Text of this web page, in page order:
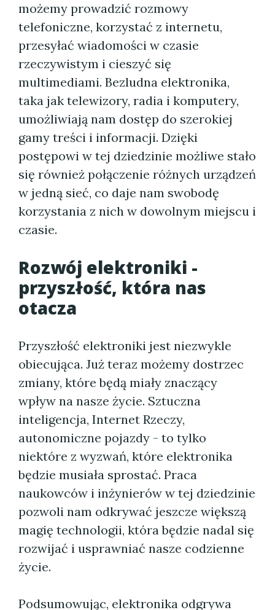
możemy prowadzić rozmowy
telefoniczne, korzystać z internetu,
przesyłać wiadomości w czasie
rzeczywistym i cieszyć się
multimediami. Bezludna elektronika,
taka jak telewizory, radia i komputery,
umożliwiają nam dostęp do szerokiej
gamy treści i informacji. Dzięki
postępowi w tej dziedzinie możliwe stało
się również połączenie różnych urządzeń
w jedną sieć, co daje nam swobodę
korzystania z nich w dowolnym miejscu i
czasie.
Rozwój elektroniki -
przyszłość, która nas
otacza
Przyszłość elektroniki jest niezwykle
obiecująca. Już teraz możemy dostrzec
zmiany, które będą miały znaczący
wpływ na nasze życie. Sztuczna
inteligencja, Internet Rzeczy,
autonomiczne pojazdy - to tylko
niektóre z wyzwań, które elektronika
będzie musiała sprostać. Praca
naukowców i inżynierów w tej dziedzinie
pozwoli nam odkrywać jeszcze większą
magię technologii, która będzie nadal się
rozwijać i usprawniać nasze codzienne
życie.
Podsumowując, elektronika odgrywa